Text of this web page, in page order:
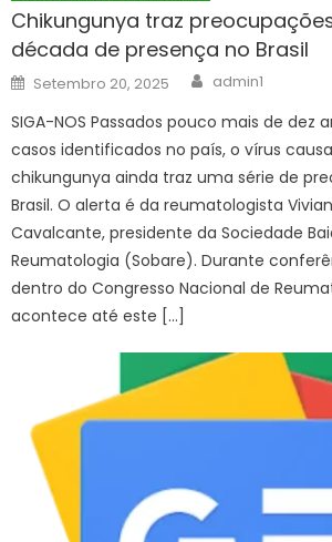
Chikungunya traz
década de presença no Brasil
Posted
on
Setembro 20, 2025 Author
admin1
SIGA-NOS Passados pouco mais de dez
casos identificados no país, o vírus
chikungunya ainda traz uma série de
Brasil. O alerta é da reumatologista
Cavalcante, presidente da Sociedade
Reumatologia (Sobare). Durante
dentro do Congresso Nacional de
acontece até este […]